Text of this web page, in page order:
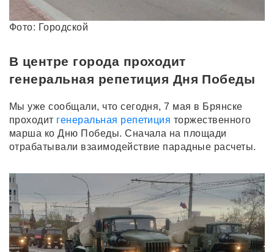
Фото: Городской
В центре города проходит
генеральная репетиция Дня Победы
Мы уже сообщали, что сегодня, 7 мая в Брянске
проходит генеральная репетиция торжественного
марша ко Дню Победы. Сначала на площади
отрабатывали взаимодействие парадные расчеты.